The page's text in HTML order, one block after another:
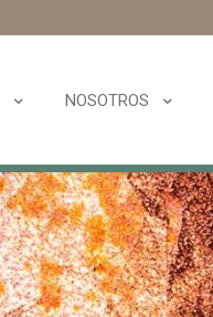
NOSOTROS